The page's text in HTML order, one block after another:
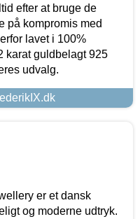
efter at bruge de
på kompromis med
lavet i 100%
karat guldbelagt 925
udvalg.
er et dansk
og moderne udtryk.